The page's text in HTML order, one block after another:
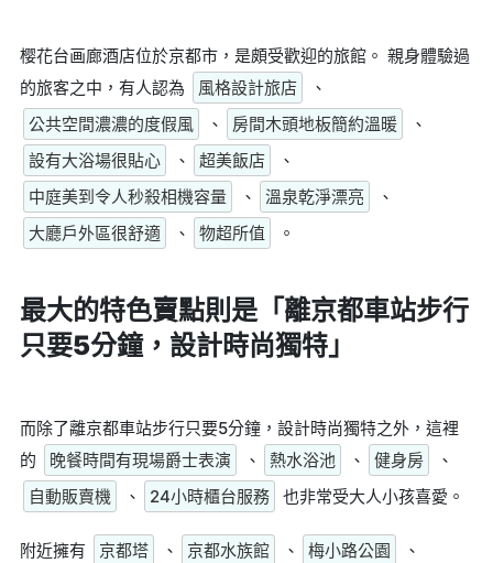
樱花台画廊酒店位於京都市，是頗受歡迎的旅館。 親身體驗過
的旅客之中，有人認為
風格設計旅店
、
公共空間濃濃的度假風
、 房間木頭地板簡約溫暖
、
設有大浴場很貼心
、 超美飯店
、
中庭美到令人秒殺相機容量
、 溫泉乾淨漂亮
、
大廳戶外區很舒適
、 物超所值 。
最大的特色賣點則是「離京都車站步行
只要5分鐘，設計時尚獨特」
而除了離京都車站步行只要5分鐘，設計時尚獨特之外，這裡
的
晚餐時間有現場爵士表演 、 熱水浴池 、 健身房
、
自動販賣機
、 24小時櫃台服務 也非常受大人小孩喜愛。
附近擁有 京都塔 、 京都水族館 、 梅小路公園
、